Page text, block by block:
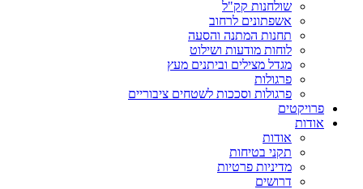
שולחנות קק"ל
אשפתונים לרחוב
תחנות המתנה והסעה
לוחות מודעות ושילוט
מגדל מצילים וביתנים מעץ
פרגולות
פרגולות וסככות לשטחים ציבוריים
פרויקטים
אודות
אודות
תקני בטיחות
מדיניות פרטיות
דרושים